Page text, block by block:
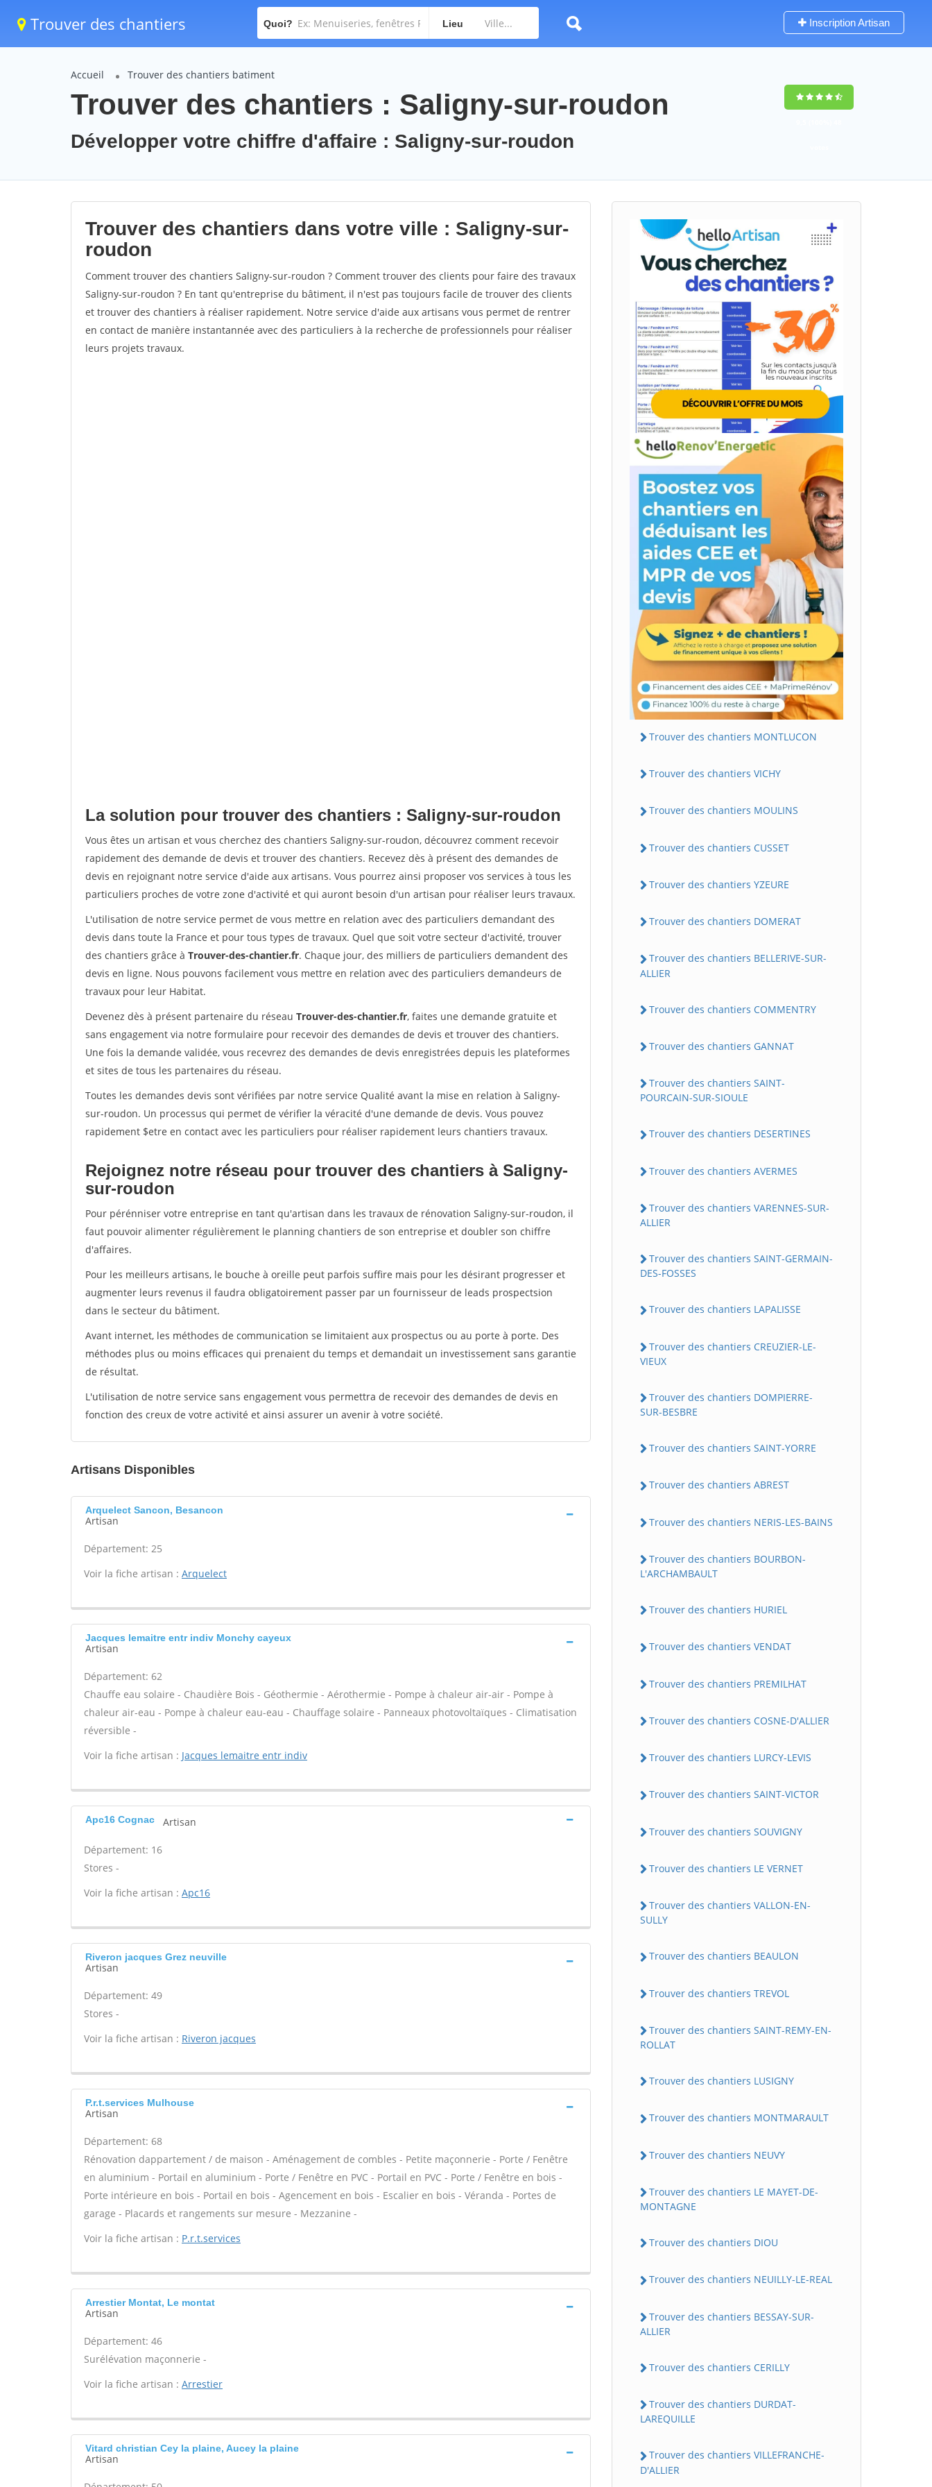
Trouver des chantiers Quoi? Lieu Inscription Artisan
Accueil Trouver des chantiers batiment
Trouver des chantiers : Saligny-sur-roudon
Développer votre chiffre d'affaire : Saligny-sur-roudon
Trouver des chantiers dans votre ville : Saligny-sur-
roudon
Comment trouver des chantiers Saligny-sur-roudon ? Comment trouver des clients pour faire des travaux
Saligny-sur-roudon ? En tant qu'entreprise du bâtiment, il n'est pas toujours facile de trouver des clients
et trouver des chantiers à réaliser rapidement. Notre service d'aide aux artisans vous permet de rentrer
en contact de manière instantannée avec des particuliers à la recherche de professionnels pour réaliser
leurs projets travaux.
La solution pour trouver des chantiers : Saligny-sur-roudon
Vous êtes un artisan et vous cherchez des chantiers Saligny-sur-roudon, découvrez comment recevoir
rapidement des demande de devis et trouver des chantiers. Recevez dès à présent des demandes de
devis en rejoignant notre service d'aide aux artisans. Vous pourrez ainsi proposer vos services à tous les
particuliers proches de votre zone d'activité et qui auront besoin d'un artisan pour réaliser leurs travaux.
L'utilisation de notre service permet de vous mettre en relation avec des particuliers demandant des
devis dans toute la France et pour tous types de travaux. Quel que soit votre secteur d'activité, trouver
des chantiers grâce à Trouver-des-chantier.fr. Chaque jour, des milliers de particuliers demandent des
devis en ligne. Nous pouvons facilement vous mettre en relation avec des particuliers demandeurs de
travaux pour leur Habitat.
Devenez dès à présent partenaire du réseau Trouver-des-chantier.fr, faites une demande gratuite et
sans engagement via notre formulaire pour recevoir des demandes de devis et trouver des chantiers.
Une fois la demande validée, vous recevrez des demandes de devis enregistrées depuis les plateformes
et sites de tous les partenaires du réseau.
Toutes les demandes devis sont vérifiées par notre service Qualité avant la mise en relation à Saligny-
sur-roudon. Un processus qui permet de vérifier la véracité d'une demande de devis. Vous pouvez
rapidement $etre en contact avec les particuliers pour réaliser rapidement leurs chantiers travaux.
Rejoignez notre réseau pour trouver des chantiers à Saligny-
sur-roudon
Pour pérénniser votre entreprise en tant qu'artisan dans les travaux de rénovation Saligny-sur-roudon, il
faut pouvoir alimenter régulièrement le planning chantiers de son entreprise et doubler son chiffre
d'affaires.
Pour les meilleurs artisans, le bouche à oreille peut parfois suffire mais pour les désirant progresser et
augmenter leurs revenus il faudra obligatoirement passer par un fournisseur de leads prospectsion
dans le secteur du bâtiment.
Avant internet, les méthodes de communication se limitaient aux prospectus ou au porte à porte. Des
méthodes plus ou moins efficaces qui prenaient du temps et demandait un investissement sans garantie
de résultat.
L'utilisation de notre service sans engagement vous permettra de recevoir des demandes de devis en
fonction des creux de votre activité et ainsi assurer un avenir à votre société.
Artisans Disponibles
Arquelect Sancon, Besancon
Artisan
Département: 25
Voir la fiche artisan : Arquelect
Jacques lemaitre entr indiv Monchy cayeux
Artisan
Département: 62
Chauffe eau solaire - Chaudière Bois - Géothermie - Aérothermie - Pompe à chaleur air-air - Pompe à
chaleur air-eau - Pompe à chaleur eau-eau - Chauffage solaire - Panneaux photovoltaïques - Climatisation
réversible -
Voir la fiche artisan : Jacques lemaitre entr indiv
Apc16 Cognac Artisan
Département: 16
Stores -
Voir la fiche artisan : Apc16
Riveron jacques Grez neuville
Artisan
Département: 49
Stores -
Voir la fiche artisan : Riveron jacques
P.r.t.services Mulhouse
Artisan
Département: 68
Rénovation dappartement / de maison - Aménagement de combles - Petite maçonnerie - Porte / Fenêtre
en aluminium - Portail en aluminium - Porte / Fenêtre en PVC - Portail en PVC - Porte / Fenêtre en bois -
Porte intérieure en bois - Portail en bois - Agencement en bois - Escalier en bois - Véranda - Portes de
garage - Placards et rangements sur mesure - Mezzanine -
Voir la fiche artisan : P.r.t.services
Arrestier Montat, Le montat
Artisan
Département: 46
Surélévation maçonnerie -
Voir la fiche artisan : Arrestier
Vitard christian Cey la plaine, Aucey la plaine
Artisan
Trouver des chantiers MONTLUCON
Trouver des chantiers VICHY
Trouver des chantiers MOULINS
Trouver des chantiers CUSSET
Trouver des chantiers YZEURE
Trouver des chantiers DOMERAT
Trouver des chantiers BELLERIVE-SUR-
ALLIER
Trouver des chantiers COMMENTRY
Trouver des chantiers GANNAT
Trouver des chantiers SAINT-
POURCAIN-SUR-SIOULE
Trouver des chantiers DESERTINES
Trouver des chantiers AVERMES
Trouver des chantiers VARENNES-SUR-
ALLIER
Trouver des chantiers SAINT-GERMAIN-
DES-FOSSES
Trouver des chantiers LAPALISSE
Trouver des chantiers CREUZIER-LE-
VIEUX
Trouver des chantiers DOMPIERRE-
SUR-BESBRE
Trouver des chantiers SAINT-YORRE
Trouver des chantiers ABREST
Trouver des chantiers NERIS-LES-BAINS
Trouver des chantiers BOURBON-
L'ARCHAMBAULT
Trouver des chantiers HURIEL
Trouver des chantiers VENDAT
Trouver des chantiers PREMILHAT
Trouver des chantiers COSNE-D'ALLIER
Trouver des chantiers LURCY-LEVIS
Trouver des chantiers SAINT-VICTOR
Trouver des chantiers SOUVIGNY
Trouver des chantiers LE VERNET
Trouver des chantiers VALLON-EN-
SULLY
Trouver des chantiers BEAULON
Trouver des chantiers TREVOL
Trouver des chantiers SAINT-REMY-EN-
ROLLAT
Trouver des chantiers LUSIGNY
Trouver des chantiers MONTMARAULT
Trouver des chantiers NEUVY
Trouver des chantiers LE MAYET-DE-
MONTAGNE
Trouver des chantiers DIOU
Trouver des chantiers NEUILLY-LE-REAL
Trouver des chantiers BESSAY-SUR-
ALLIER
Trouver des chantiers CERILLY
Trouver des chantiers DURDAT-
LAREQUILLE
Trouver des chantiers VILLEFRANCHE-
D'ALLIER